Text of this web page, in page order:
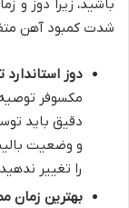
باشید، زیرا دوز
شدت کمبود آهن
دوز
مکسوفر
دقیق باید
و وضعیت
را تغییر
بهترین زمان